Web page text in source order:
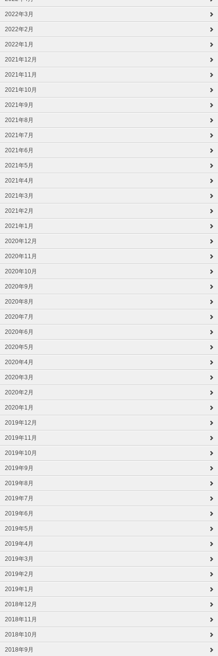
2022年3月
2022年2月
2022年1月
2021年12月
2021年11月
2021年10月
2021年9月
2021年8月
2021年7月
2021年6月
2021年5月
2021年4月
2021年3月
2021年2月
2021年1月
2020年12月
2020年11月
2020年10月
2020年9月
2020年8月
2020年7月
2020年6月
2020年5月
2020年4月
2020年3月
2020年2月
2020年1月
2019年12月
2019年11月
2019年10月
2019年9月
2019年8月
2019年7月
2019年6月
2019年5月
2019年4月
2019年3月
2019年2月
2019年1月
2018年12月
2018年11月
2018年10月
2018年9月